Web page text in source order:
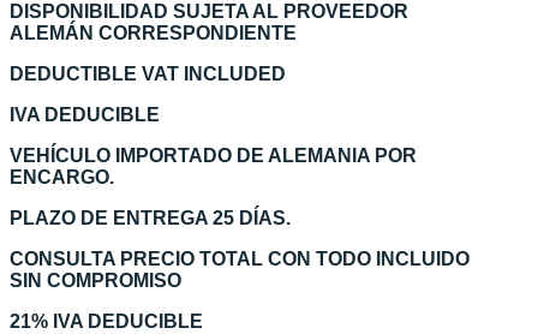
DISPONIBILIDAD SUJETA AL PROVEEDOR
ALEMÁN CORRESPONDIENTE
DEDUCTIBLE VAT INCLUDED
IVA DEDUCIBLE
VEHÍCULO IMPORTADO DE ALEMANIA POR
ENCARGO.
PLAZO DE ENTREGA 25 DÍAS.
CONSULTA PRECIO TOTAL CON TODO INCLUIDO
SIN COMPROMISO
21% IVA DEDUCIBLE